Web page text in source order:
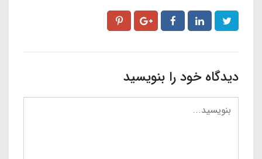
دیدگاه خود را بنویسید